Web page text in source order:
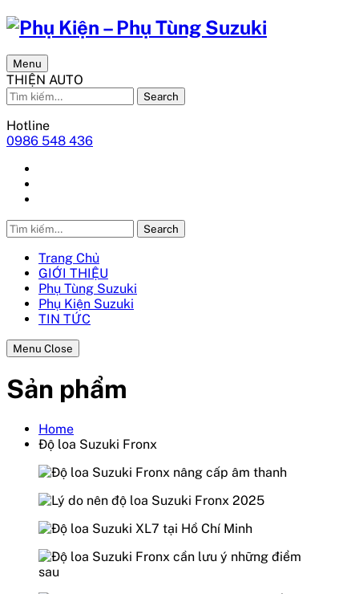
Menu
THIỆN AUTO
Search
Hotline
0986 548 436
Search
Trang Chủ
GIỚI THIỆU
Phụ Tùng Suzuki
Phụ Kiện Suzuki
TIN TỨC
Menu Close
Sản phẩm
Home
Độ loa Suzuki Fronx